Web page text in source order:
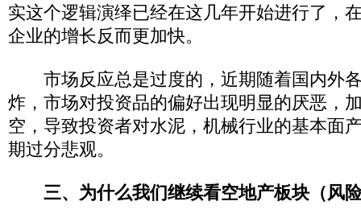
实这个逻辑演绎已经在这几年开始进行了，
企业的增长反而更加快。
市场反应总是过度的，近期随着国内外
炸，市场对投资品的偏好出现明显的厌恶，
空，导致投资者对水泥，机械行业的基本面
期过分悲观。
三、为什么我们继续看空地产板块（风